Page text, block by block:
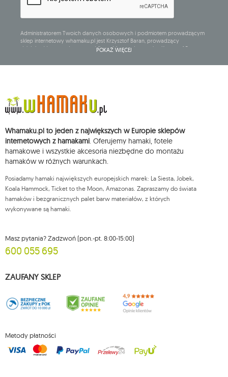
Administratorem Twoich danych osobowych i podmiotem prowadzącym
sklep internetowy whamaku.pl jest Krzysztof Baran, prowadzący
działalność gospodarczą pod firmą: Mouton Interactive Krzysztof Baran
Dane będą przetwarzane w celu wysyłki newslettera i przechowywane do
chwili rezygnacji z subskrypcji.
Przysługuje Ci prawo do żądania dostępu do swoich danych osobowych,
sprzeciwu wobec przetwarzania swoich danych oraz prawo do
wniesienia skargi do organu nadzorczego oraz cofnięcia zgody w
dowolnym momencie bez wpływu na zgodność z prawem przetwarzania,
którego dokonano na podstawie zgody przed jej cofnięciem. W tym celu
możesz kontaktować się z działem obsługi klienta Mouton Interactive pod
Więcej informacji: www.mouton.pl/ODO
POKAŻ WIĘCEJ
Whamaku.pl to jeden z największych w Europie sklepów
internetowych z hamakami. Oferujemy hamaki, fotele
hamakowe i wszystkie akcesoria niezbędne do montażu
hamaków w różnych warunkach.
Posiadamy hamaki największych europejskich marek: La Siesta, Jobek,
Koala Hammock, Ticket to the Moon, Amazonas. Zapraszamy do świata
hamaków i bezgranicznych palet barw materiałów, z których
wykonywane są hamaki.
Masz pytania? Zadzwoń (pon.-pt. 8:00-15:00)
600 055 695
ZAUFANY SKLEP
Metody płatności